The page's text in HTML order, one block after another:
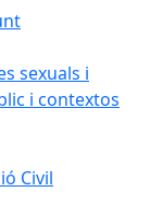
sexuals i
i contextos
Civil